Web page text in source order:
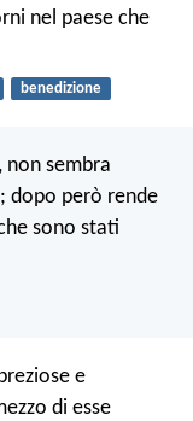
nel paese che
benedizione
sembra
dopo però rende
sono stati
e
di esse